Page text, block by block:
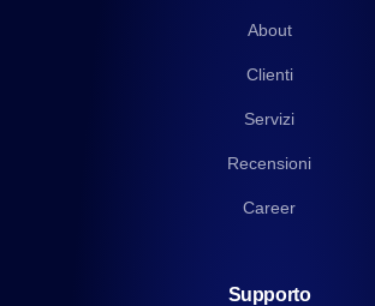
About
Clienti
Servizi
Recensioni
Career
Supporto